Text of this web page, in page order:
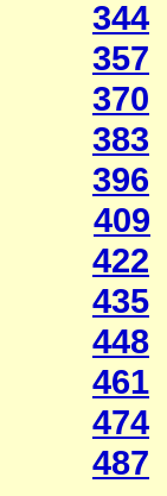
344
357
370
383
396
409
422
435
448
461
474
487